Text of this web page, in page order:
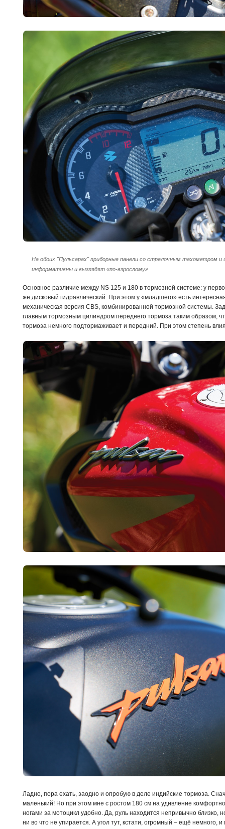
На обоих "Пульсарах" приборные панели со стрелочным тахометром
информативны и выглядят «по‑взрослому»
Основное различие между NS 125 и 180 в тормозной системе: у
же дисковый гидравлический. При этом у «младшего» есть
механическая версия CBS, комбинированной тормозной системы.
главным тормозным цилиндром переднего тормоза таким образом,
тормоза немного подтормаживает и передний. При этом степень
Ладно, пора ехать, заодно и опробую в деле индийские тормоза.
маленький! Но при этом мне с ростом 180 см на удивление
ногами за мотоцикл удобно. Да, руль находится непривычно близко,
ни во что не упирается. А угол тут, кстати, огромный – ещё немного,